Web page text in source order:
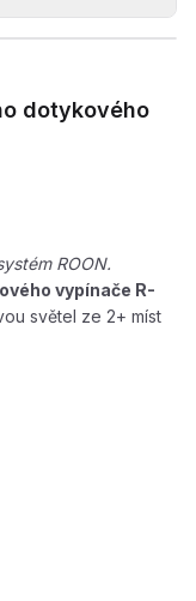
dotykového
ROON.
vypínače R-
světel ze 2+ míst